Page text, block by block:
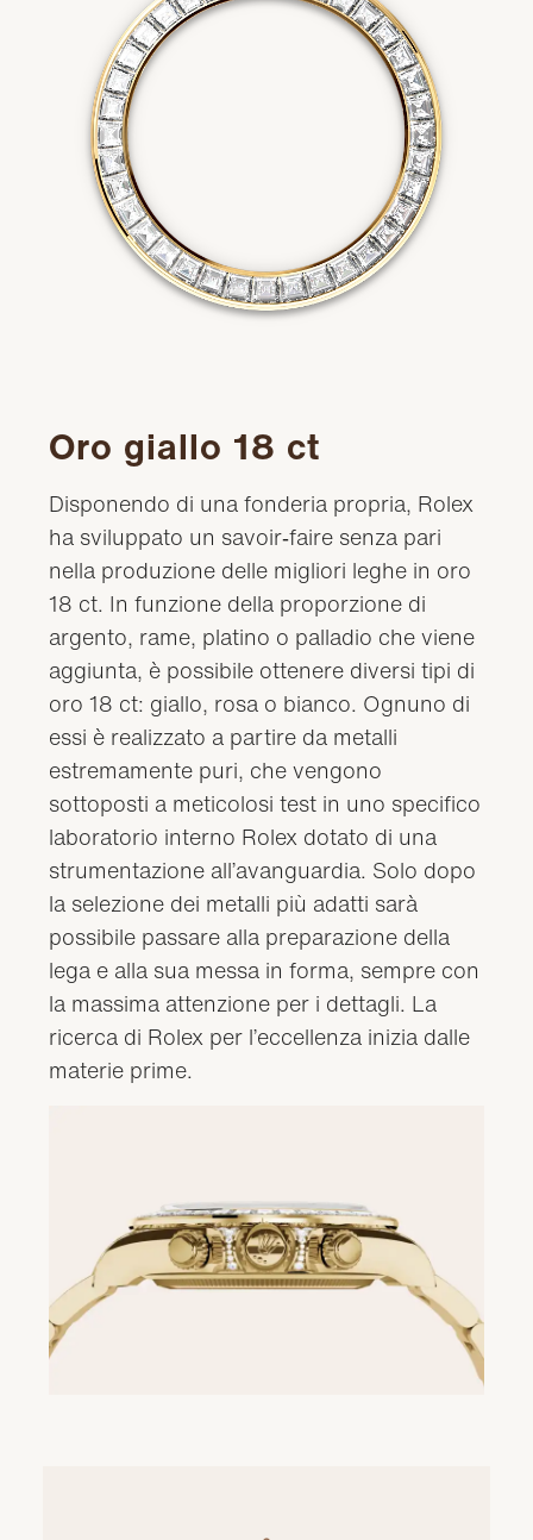
Oro giallo 18 ct
Disponendo di una fonderia propria, Rolex
ha sviluppato un savoir‑faire senza pari
nella produzione delle migliori leghe in oro
18 ct. In funzione della proporzione di
argento, rame, platino o palladio che viene
aggiunta, è possibile ottenere diversi tipi di
oro 18 ct: giallo, rosa o bianco. Ognuno di
essi è realizzato a partire da metalli
estremamente puri, che vengono
sottoposti a meticolosi test in uno specifico
laboratorio interno Rolex dotato di una
strumentazione all’avanguardia. Solo dopo
la selezione dei metalli più adatti sarà
possibile passare alla preparazione della
lega e alla sua messa in forma, sempre con
la massima attenzione per i dettagli. La
ricerca di Rolex per l’eccellenza inizia dalle
materie prime.